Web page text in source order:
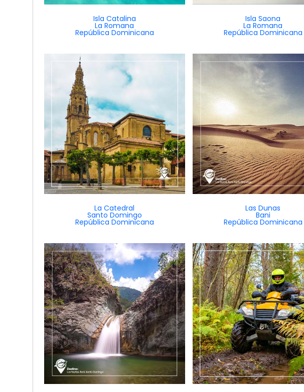
Isla Catalina
La Romana
República Dominicana
Isla Saona
La Romana
República Dominicana
La Catedral
Santo Domingo
República Dominicana
Las Dunas
Bani
República Dominicana